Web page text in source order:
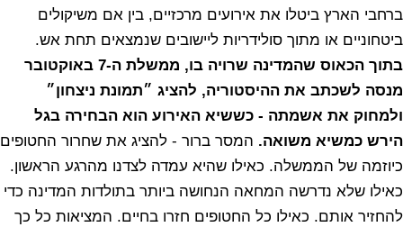
ברחבי הארץ ביטלו את אירועים מרכזיים, בין אם משיקולים
ביטחוניים או מתוך סולידריות ליישובים שנמצאים תחת אש.
בתוך הכאוס שהמדינה שרויה בו, ממשלת ה-7 באוקטובר
מנסה לשכתב את ההיסטוריה, להציג ״תמונת ניצחון״
ולמחוק את אשמתה - כששיא האירוע הוא הבחירה בגל
הירש כמשיא משואה. המסר ברור - להציג את שחרור החטופים
כיוזמה של הממשלה. כאילו שהיא עמדה לצדנו מהרגע הראשון.
כאילו שלא נדרשה המחאה הנחושה ביותר בתולדות המדינה כדי
להחזיר אותם. כאילו כל החטופים חזרו בחיים. המציאות כל כך